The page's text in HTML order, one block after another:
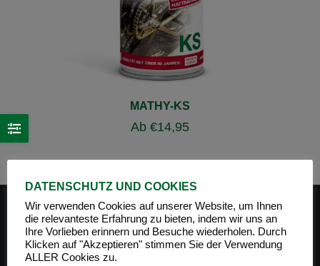
MATHY-KS
Ab €14,95
PRODUKT-KATEGORIEN
DATENSCHUTZ UND COOKIES
Wir verwenden Cookies auf unserer Website, um Ihnen
die relevanteste Erfahrung zu bieten, indem wir uns an
Ihre Vorlieben erinnern und Besuche wiederholen. Durch
Klicken auf "Akzeptieren" stimmen Sie der Verwendung
ALLER Cookies zu.